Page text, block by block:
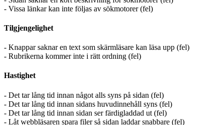
- Vissa länkar kan inte följas av sökmotorer (fel)
Tilgjengelighet
- Knappar saknar en text som skärmläsare kan läsa upp (fel)
- Rubrikerna kommer inte i rätt ordning (fel)
Hastighet
- Det tar lång tid innan något alls syns på sidan (fel)
- Det tar lång tid innan sidans huvudinnehåll syns (fel)
- Det tar lång tid innan sidan ser färdigladdad ut (fel)
- Låt webbläsaren spara filer så sidan laddar snabbare (fel)